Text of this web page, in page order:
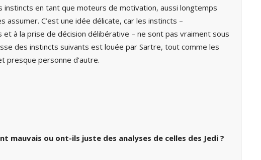
instincts en tant que moteurs de motivation, aussi longtemps
assumer. C’est une idée délicate, car les instincts –
à la prise de décision délibérative – ne sont pas vraiment sous
des instincts suivants est louée par Sartre, tout comme les
presque personne d’autre.
mauvais ou ont-ils juste des analyses de celles des Jedi ?